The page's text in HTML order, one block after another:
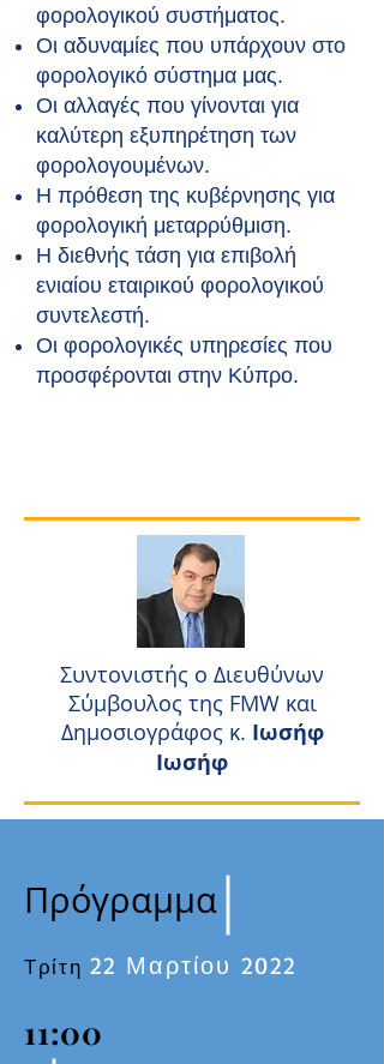
φορολογικού συστήματος.
Οι αδυναμίες που υπάρχουν στο
φορολογικό σύστημα μας.
Οι αλλαγές που γίνονται για
καλύτερη εξυπηρέτηση των
φορολογουμένων.
Η πρόθεση της κυβέρνησης για
φορολογική μεταρρύθμιση.
Η διεθνής τάση για επιβολή
ενιαίου εταιρικού φορολογικού
συντελεστή.
Οι φορολογικές υπηρεσίες που
προσφέρονται στην Κύπρο.
Συντονιστής ο Διευθύνων
Σύμβουλος της FMW και
Δημοσιογράφος κ. Ιωσήφ
Ιωσήφ
Πρόγραμμα
Τρίτη22 Μαρτίου 2022
11:00